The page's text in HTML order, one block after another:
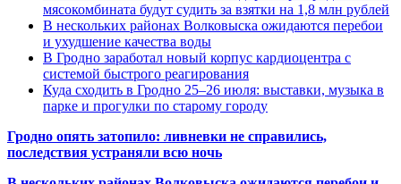
мясокомбината будут судить за взятки на 1,8 млн рублей
В нескольких районах Волковыска ожидаются перебои
и ухудшение качества воды
В Гродно заработал новый корпус кардиоцентра с
системой быстрого реагирования
Куда сходить в Гродно 25–26 июля: выставки, музыка в
парке и прогулки по старому городу
Гродно опять затопило: ливневки не справились,
последствия устраняли всю ночь